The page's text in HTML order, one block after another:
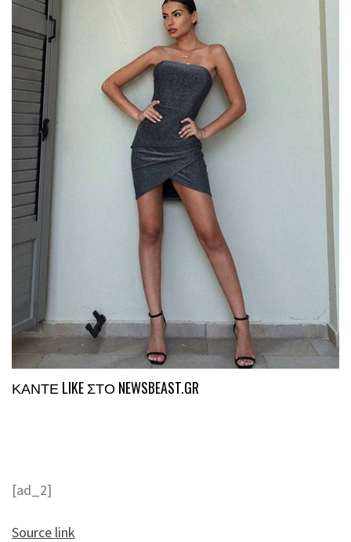
ΚΑΝΤΕ LIKE ΣΤΟ NEWSBEAST.GR
[ad_2]
Source link